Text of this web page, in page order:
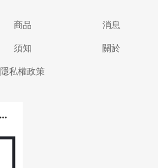
商品 消息
須知 關於
隱私權政策